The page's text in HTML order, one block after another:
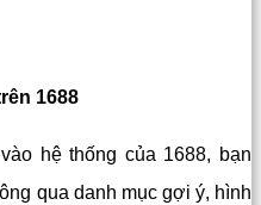
1688
hệ thống của 1688, bạn
qua danh mục gợi ý, hình